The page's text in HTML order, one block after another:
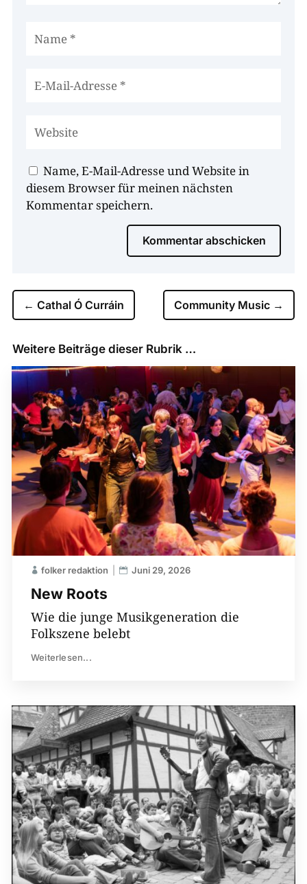
Name, E-Mail-Adresse und Website in
diesem Browser für meinen nächsten
Kommentar speichern.
Kommentar abschicken
← Cathal Ó Curráin Community Music →
Weitere Beiträge dieser Rubrik …
New Roots
folker redaktion Juni 29, 2026
Wie die junge Musikgeneration die
Folkszene belebt
Weiterlesen...